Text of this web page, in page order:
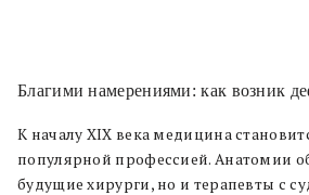
Благими намерениями: как возник
К началу XIX века медицина
популярной профессией. Анатомии
будущие хирурги, но и терапевты с